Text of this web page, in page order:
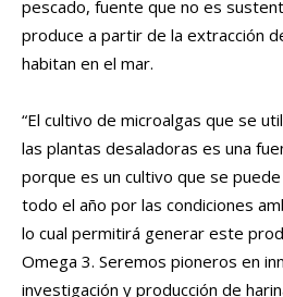
pescado, fuente que no es
produce a partir de la extracción
habitan en el mar.
“El cultivo de microalgas que se
las plantas desaladoras es una
porque es un cultivo que se
todo el año por las condiciones
lo cual permitirá generar este
Omega 3. Seremos pioneros en
investigación y producción de